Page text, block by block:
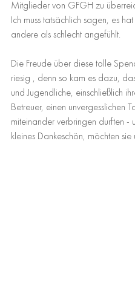
Mitglieder von GFGH zu
Ich muss tatsächlich sagen, es
andere als schlecht angefühlt.
Die Freude über diese tolle
riesig , denn so kam es dazu,
und Jugendliche, einschließlich
Betreuer, einen unvergesslichen
miteinander verbringen durften -
kleines Dankeschön, möchten sie